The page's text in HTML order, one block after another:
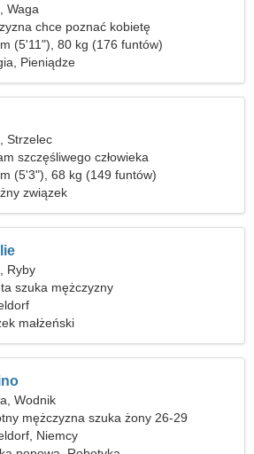
Waga
chce poznać kobietę
(5'11"), 80 kg (176 funtów)
Pieniądze
Strzelec
szczęśliwego człowieka
(5'3"), 68 kg (149 funtów)
związek
Ryby
szuka mężczyzny
małżeński
Wodnik
mężczyzna szuka żony 26-29
Niemcy